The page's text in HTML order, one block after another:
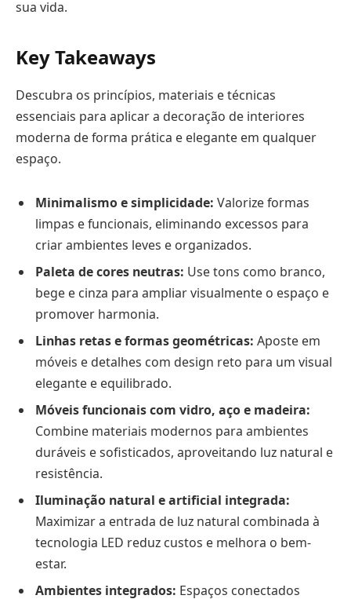
sua vida.
Key Takeaways
Descubra os princípios, materiais e técnicas
essenciais para aplicar a decoração de interiores
moderna de forma prática e elegante em qualquer
espaço.
Minimalismo e simplicidade: Valorize formas
limpas e funcionais, eliminando excessos para
criar ambientes leves e organizados.
Paleta de cores neutras: Use tons como branco,
bege e cinza para ampliar visualmente o espaço e
promover harmonia.
Linhas retas e formas geométricas: Aposte em
móveis e detalhes com design reto para um visual
elegante e equilibrado.
Móveis funcionais com vidro, aço e madeira:
Combine materiais modernos para ambientes
duráveis e sofisticados, aproveitando luz natural e
resistência.
Iluminação natural e artificial integrada:
Maximizar a entrada de luz natural combinada à
tecnologia LED reduz custos e melhora o bem-
estar.
Ambientes integrados: Espaços conectados